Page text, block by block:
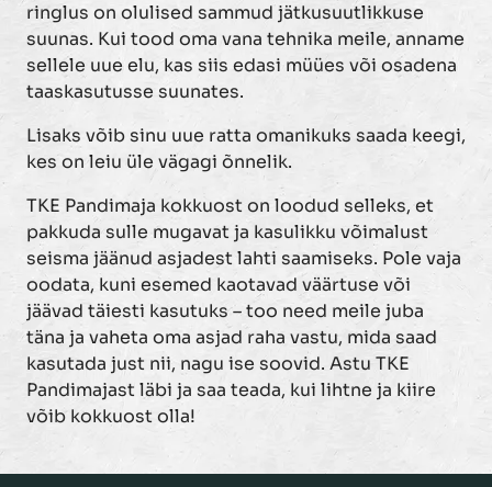
ringlus on olulised sammud jätkusuutlikkuse
suunas. Kui tood oma vana tehnika meile, anname
sellele uue elu, kas siis edasi müües või osadena
taaskasutusse suunates.
Lisaks võib sinu uue ratta omanikuks saada keegi,
kes on leiu üle vägagi õnnelik.
TKE Pandimaja kokkuost on loodud selleks, et
pakkuda sulle mugavat ja kasulikku võimalust
seisma jäänud asjadest lahti saamiseks. Pole vaja
oodata, kuni esemed kaotavad väärtuse või
jäävad täiesti kasutuks – too need meile juba
täna ja vaheta oma asjad raha vastu, mida saad
kasutada just nii, nagu ise soovid. Astu TKE
Pandimajast läbi ja saa teada, kui lihtne ja kiire
võib kokkuost olla!